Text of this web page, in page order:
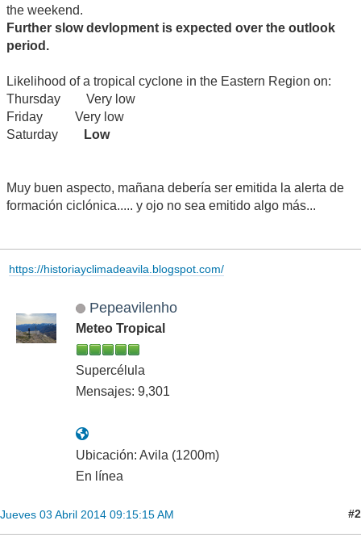
the weekend.
Further slow devlopment is expected over the outlook
period.
Likelihood of a tropical cyclone in the Eastern Region on:
Thursday Very low
Friday Very low
Saturday
Low
Muy buen aspecto, mañana debería ser emitida la alerta de
formación ciclónica..... y ojo no sea emitido algo más...
https://historiayclimadeavila.blogspot.com/
Pepeavilenho
Meteo Tropical
Supercélula
Mensajes: 9,301
Ubicación: Avila (1200m)
En línea
Jueves 03 Abril 2014 09:15:15 AM #2